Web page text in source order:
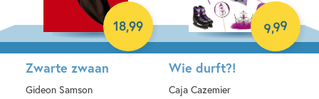
Zwarte zwaan
Gideon Samson
18,99
Wie durft?!
Caja Cazemier
9,99